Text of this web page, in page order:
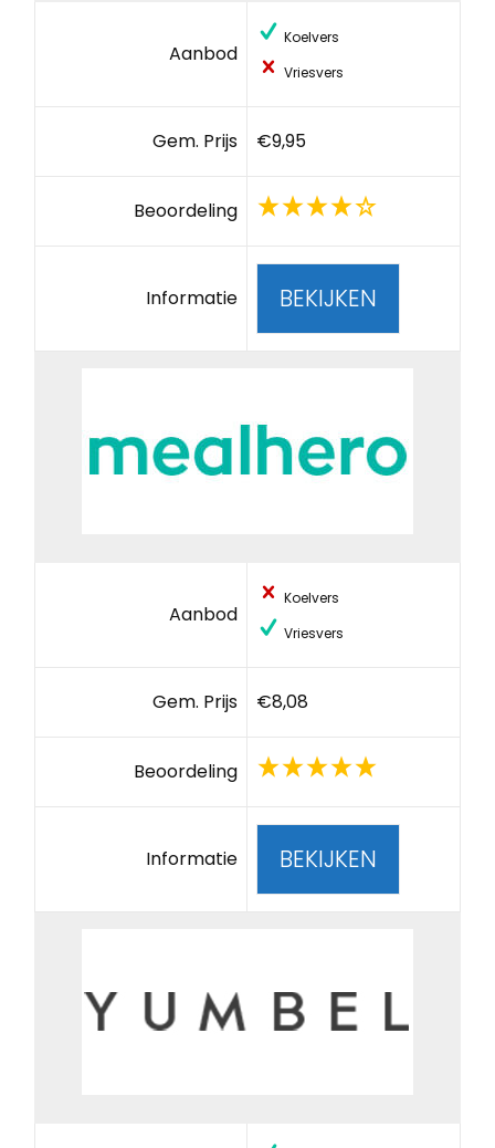
Aanbod
Koelvers
Vriesvers
Gem. Prijs €9,95
Beoordeling
Informatie BEKIJKEN
Aanbod
Koelvers
Vriesvers
Gem. Prijs €8,08
Beoordeling
Informatie BEKIJKEN